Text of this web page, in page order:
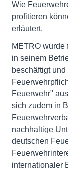
Wie
profitieren
erläutert.
METRO wurde
in seinem
beschäftigt
Feuerwehr"
sich zudem in
nachhaltige
deutschen
internationaler